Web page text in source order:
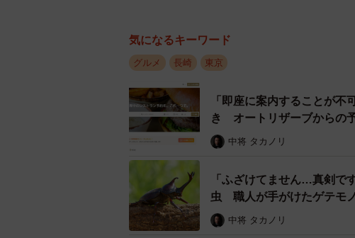
う。再び、創業者の手に経営権が戻ったの
ふらんす亭」へ事業譲渡されたのだ。その
だが、ふらんす亭を知るファンはコロナ禍
気になるキーワード
グルメ 長崎 東京
「即座に案内することが
き オートリザーブからの
中将 タカノリ
「ふざけてません…真剣で
虫 職人が手がけたゲテモ
ル」
中将 タカノリ